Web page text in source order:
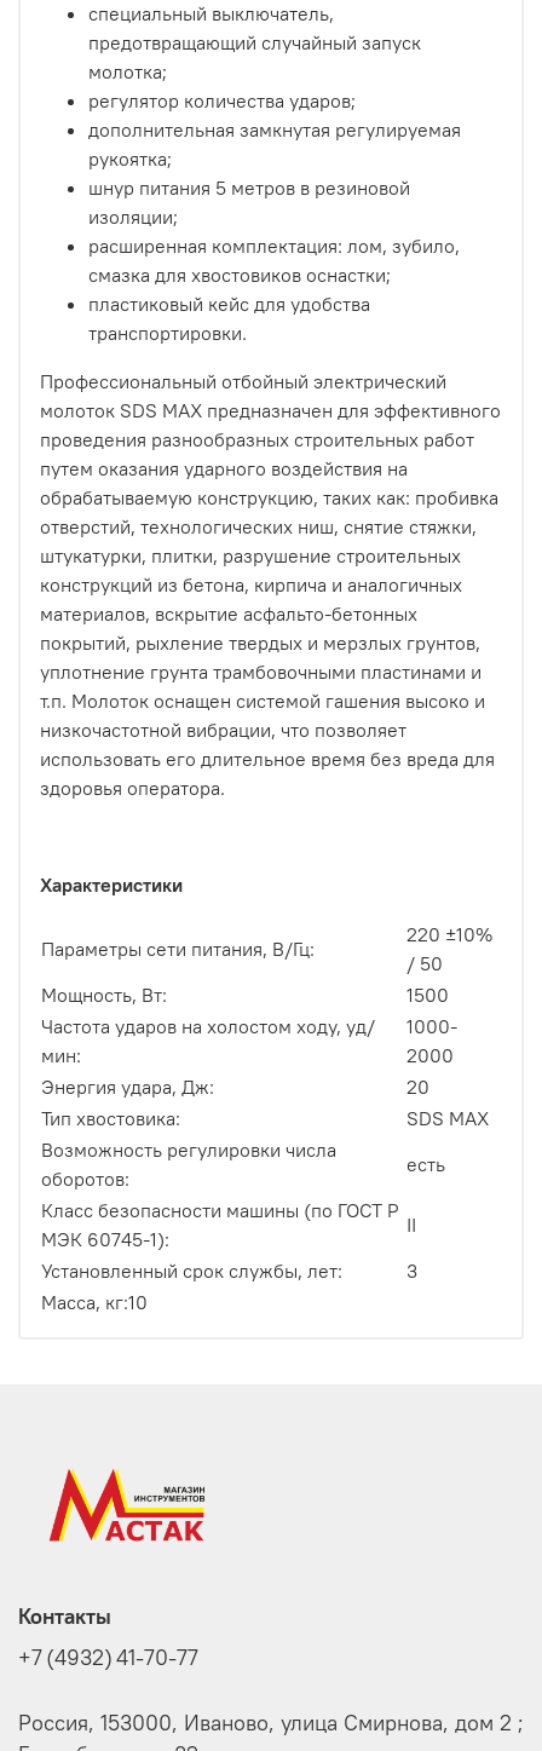
специальный выключатель,
предотвращающий случайный запуск
молотка;
регулятор количества ударов;
дополнительная замкнутая регулируемая
рукоятка;
шнур питания 5 метров в резиновой
изоляции;
расширенная комплектация: лом, зубило,
смазка для хвостовиков оснастки;
пластиковый кейс для удобства
транспортировки.
Профессиональный отбойный электрический
молоток SDS MAX предназначен для эффективного
проведения разнообразных строительных работ
путем оказания ударного воздействия на
обрабатываемую конструкцию, таких как: пробивка
отверстий, технологических ниш, снятие стяжки,
штукатурки, плитки, разрушение строительных
конструкций из бетона, кирпича и аналогичных
материалов, вскрытие асфальто-бетонных
покрытий, рыхление твердых и мерзлых грунтов,
уплотнение грунта трамбовочными пластинами и
т.п. Молоток оснащен системой гашения высоко и
низкочастотной вибрации, что позволяет
использовать его длительное время без вреда для
здоровья оператора.
Характеристики
Параметры сети питания, В/Гц:
220 ±10%
/ 50
Мощность, Вт:
1500
Частота ударов на холостом ходу, уд/
мин:
1000-
2000
Энергия удара, Дж:
20
Тип хвостовика:
SDS MAX
Возможность регулировки числа
оборотов:
есть
Класс безопасности машины (по ГОСТ Р
МЭК 60745-1):
II
Установленный срок службы, лет:
3
Масса, кг:10
Контакты
+7 (4932) 41-70-77
Россия, 153000, Иваново, улица Смирнова, дом 2 ;